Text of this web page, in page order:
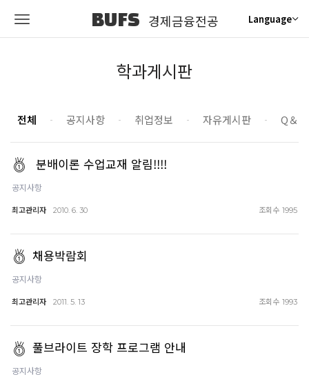
BUFS 경제금융전공 Language
학과게시판
전체 공지사항 취업정보 자유게시판 Q＆A
분배이론 수업교재 알림!!!!
공지사항
최고관리자 2010. 6. 30 조회수 1995
채용박람회
공지사항
최고관리자 2011. 5. 13 조회수 1993
풀브라이트 장학 프로그램 안내
공지사항